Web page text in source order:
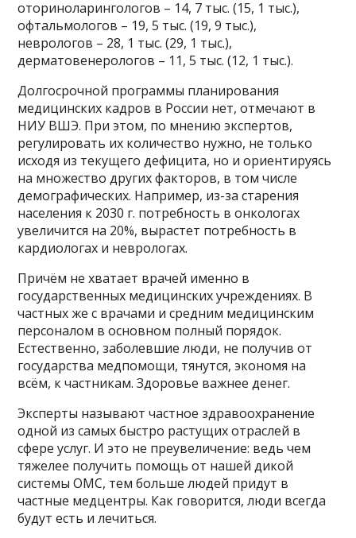
оториноларингологов – 14, 7 тыс. (15, 1 тыс.),
офтальмологов – 19, 5 тыс. (19, 9 тыс.),
неврологов – 28, 1 тыс. (29, 1 тыс.),
дерматовенерологов – 11, 5 тыс. (12, 1 тыс.).
Долгосрочной программы планирования
медицинских кадров в России нет, отмечают в
НИУ ВШЭ. При этом, по мнению экспертов,
регулировать их количество нужно, не только
исходя из текущего дефицита, но и ориентируясь
на множество других факторов, в том числе
демографических. Например, из-за старения
населения к 2030 г. потребность в онкологах
увеличится на 20%, вырастет потребность в
кардиологах и неврологах.
Причём не хватает врачей именно в
государственных медицинских учреждениях. В
частных же с врачами и средним медицинским
персоналом в основном полный порядок.
Естественно, заболевшие люди, не получив от
государства медпомощи, тянутся, экономя на
всём, к частникам. Здоровье важнее денег.
Эксперты называют частное здравоохранение
одной из самых быстро растущих отраслей в
сфере услуг. И это не преувеличение: ведь чем
тяжелее получить помощь от нашей дикой
системы ОМС, тем больше людей придут в
частные медцентры. Как говорится, люди всегда
будут есть и лечиться.